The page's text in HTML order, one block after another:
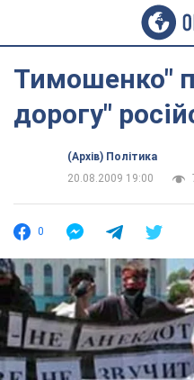
Тимошенко"
дорогу"
(Архів) Політика
20.08.2009 19:00
0